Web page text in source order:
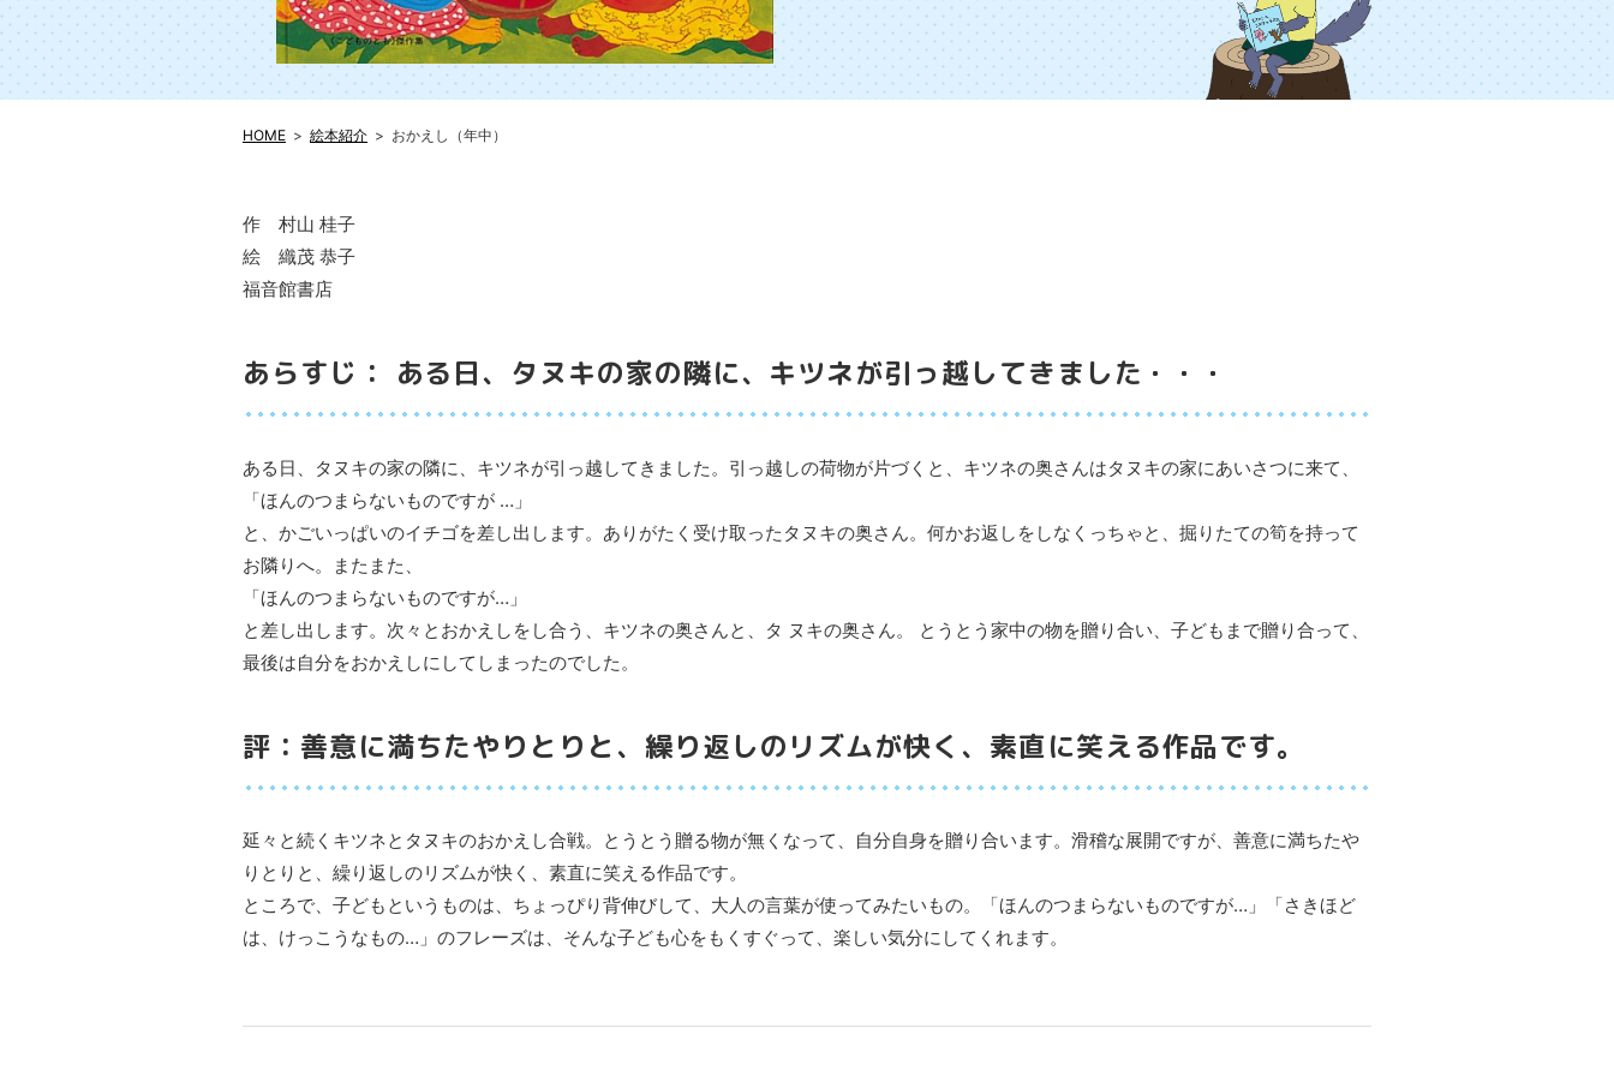
HOME 絵本紹介 おかえし（年中）
作 村山 桂子
絵 織茂 恭子
福音館書店
あらすじ： ある日、タヌキの家の隣に、キツネが引っ越してきました・・・
ある日、タヌキの家の隣に、キツネが引っ越してきました。引っ越しの荷物が片づくと、キツネの奥さんはタヌキの家にあいさつに来て、
「ほんのつまらないものですが …」
と、かごいっぱいのイチゴを差し出します。ありがたく受け取ったタヌキの奥さん。何かお返しをしなくっちゃと、掘りたての筍を持って
お隣りへ。またまた、
「ほんのつまらないものですが…」
と差し出します。次々とおかえしをし合う、キツネの奥さんと、タ ヌキの奥さん。 とうとう家中の物を贈り合い、子どもまで贈り合って、
最後は自分をおかえしにしてしまったのでした。
評：善意に満ちたやりとりと、繰り返しのリズムが快く、素直に笑える作品です。
延々と続くキツネとタヌキのおかえし合戦。とうとう贈る物が無くなって、自分自身を贈り合います。滑稽な展開ですが、善意に満ちたや
りとりと、繰り返しのリズムが快く、素直に笑える作品です。
ところで、子どもというものは、ちょっぴり背伸びして、大人の言葉が使ってみたいもの。「ほんのつまらないものですが…」「さきほど
は、けっこうなもの…」のフレーズは、そんな子ども心をもくすぐって、楽しい気分にしてくれます。